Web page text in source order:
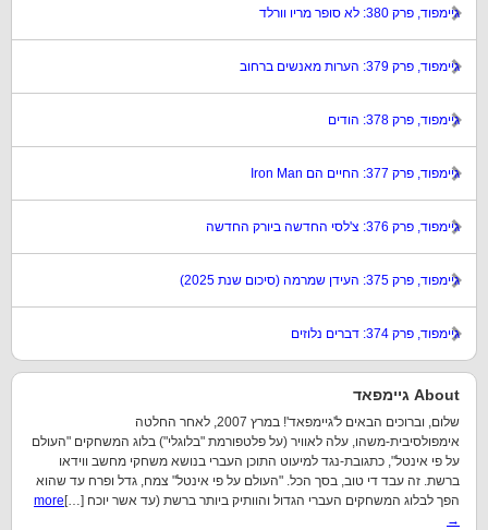
גיימפוד, פרק 380: לא סופר מריו וורלד
גיימפוד, פרק 379: הערות מאנשים ברחוב
גיימפוד, פרק 378: הודים
גיימפוד, פרק 377: החיים הם Iron Man
גיימפוד, פרק 376: צ'לסי החדשה ביורק החדשה
גיימפוד, פרק 375: העידן שמרמה (סיכום שנת 2025)
גיימפוד, פרק 374: דברים נלוזים
About גיימפאד
שלום, וברוכים הבאים ל'גיימפאד'! במרץ 2007, לאחר החלטה
אימפולסיבית-משהו, עלה לאוויר (על פלטפורמת "בלוגלי") בלוג המשחקים "העולם
על פי אינטל", כתגובת-נגד למיעוט התוכן העברי בנושא משחקי מחשב ווידאו
ברשת. זה עבד די טוב, בסך הכל. "העולם על פי אינטל" צמח, גדל ופרח עד שהוא
הפך לבלוג המשחקים העברי הגדול והוותיק ביותר ברשת (עד אשר יוכח […] more
→